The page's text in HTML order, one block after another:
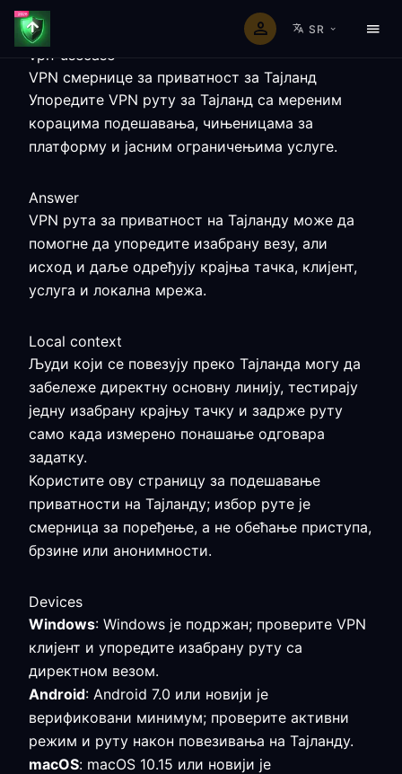
SR
vpn-usecase
VPN смернице за приватност за Тајланд
Упоредите VPN руту за Тајланд са мереним
корацима подешавања, чињеницама за
платформу и јасним ограничењима услуге.
Answer
VPN рута за приватност на Тајланду може да
помогне да упоредите изабрану везу, али
исход и даље одређују крајња тачка, клијент,
услуга и локална мрежа.
Local context
Људи који се повезују преко Тајланда могу да
забележе директну основну линију, тестирају
једну изабрану крајњу тачку и задрже руту
само када измерено понашање одговара
задатку.
Користите ову страницу за подешавање
приватности на Тајланду; избор руте је
смерница за поређење, а не обећање приступа,
брзине или анонимности.
Devices
Windows: Windows је подржан; проверите VPN
клијент и упоредите изабрану руту са
директном везом.
Android: Android 7.0 или новији је
верификовани минимум; проверите активни
режим и руту након повезивања на Тајланду.
macOS: macOS 10.15 или новији је